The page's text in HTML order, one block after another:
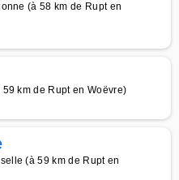
(à 58 km de Rupt en
km de Rupt en Woëvre)
(à 59 km de Rupt en